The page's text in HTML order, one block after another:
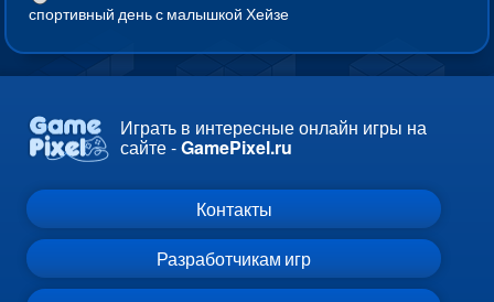
спортивный день с малышкой Хейзе
Играть в интересные онлайн игры на
сайте -GamePixel.ru
Контакты
Разработчикам игр